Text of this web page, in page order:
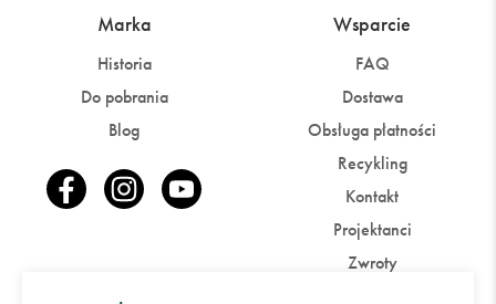
Marka
Historia
Do pobrania
Blog
Wsparcie
FAQ
Dostawa
Obsługa płatności
Recykling
Kontakt
Projektanci
Zwroty